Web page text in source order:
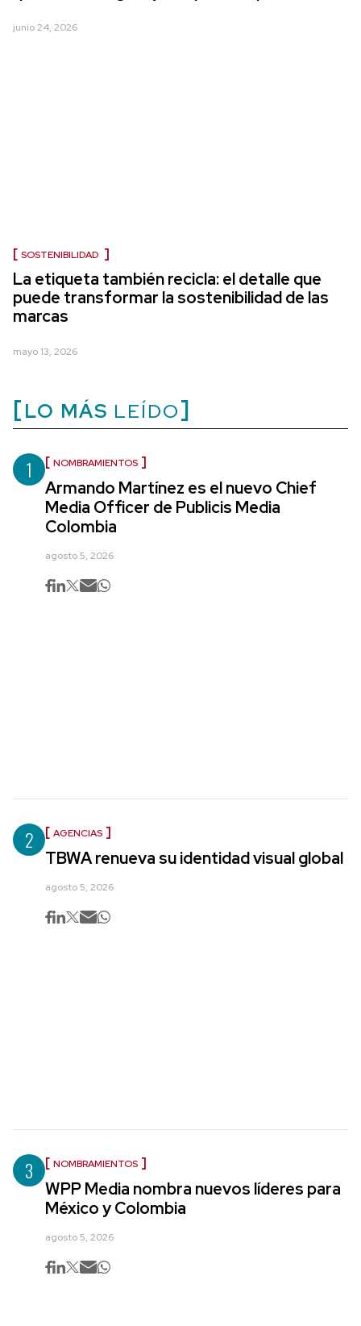
junio 24, 2026
SOSTENIBILIDAD
La etiqueta también recicla: el detalle que
puede transformar la sostenibilidad de las
marcas
mayo 13, 2026
LO MÁS LEÍDO
1 NOMBRAMIENTOS
Armando Martínez es el nuevo Chief
Media Officer de Publicis Media
Colombia
agosto 5, 2026
2 AGENCIAS
TBWA renueva su identidad visual global
agosto 5, 2026
3 NOMBRAMIENTOS
WPP Media nombra nuevos líderes para
México y Colombia
agosto 5, 2026